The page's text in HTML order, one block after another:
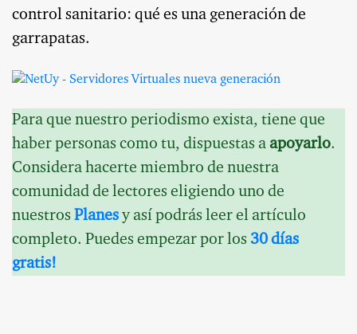
control sanitario: qué es una generación de
garrapatas.
Para que nuestro periodismo exista, tiene que
haber personas como tu, dispuestas a apoyarlo.
Considera hacerte miembro de nuestra
comunidad de lectores eligiendo uno de
nuestros Planes y así podrás leer el artículo
completo. Puedes empezar por los 30 días
gratis!